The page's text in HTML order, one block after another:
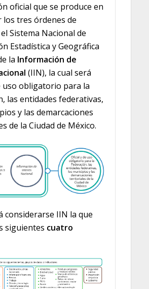
oficial que se produce en
los tres órdenes de
Sistema Nacional de
Estadística y Geográfica
la Información de
(IIN), la cual será
uso obligatorio para la
las entidades federativas,
y las demarcaciones
de la Ciudad de México.
considerarse IIN la que
siguientes cuatro